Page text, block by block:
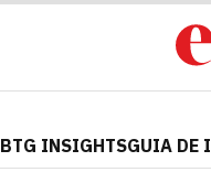
BTG INSIGHTSGUIA DE